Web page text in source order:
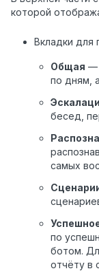
которой
Вкладки для
Общая —
по дням,
бесед,
самых
по
ботом.
отчёту в